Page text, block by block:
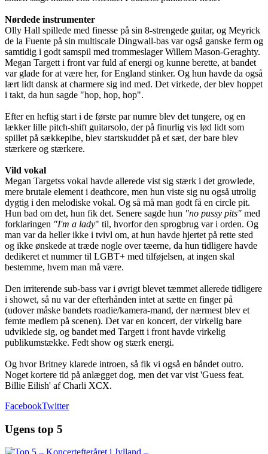
Nørdede instrumenter
Olly Hall spillede med finesse på sin 8-strengede guitar, og Meyrick
de la Fuente på sin multiscale Dingwall-bas var også ganske ferm og
samtidig i godt samspil med trommeslager Willem Mason-Geraghty.
Megan Targett i front var fuld af energi og kunne berette, at bandet
var glade for at være her, for England stinker. Og hun havde da også
lært lidt dansk at charmere sig ind med. Det virkede, der blev hoppet
i takt, da hun sagde "hop, hop, hop".
Efter en heftig start i de første par numre blev det tungere, og en
lækker lille pitch-shift guitarsolo, der på finurlig vis lød lidt som
spillet på sækkepibe, blev startskuddet på et sæt, der bare blev
stærkere og stærkere.
Vild vokal
Megan Targetss vokal havde allerede vist sig stærk i det growlede,
mere brutale element i deathcore, men hun viste sig nu også utrolig
dygtig i den melodiske vokal. Og så må man godt få en circle pit.
Hun bad om det, hun fik det. Senere sagde hun "no pussy pits" med
forklaringen "I'm a lady" til, hvorfor den sprogbrug var i orden. Og
man var da heller ikke i tvivl om, at hun havde hjertet på rette sted
og ikke ønskede at træde nogle over tæerne, da hun tidligere havde
dedikeret et nummer til LGBT+ med tilføjelsen, at ingen skal
bestemme, hvem man må være.
Den irriterende sub-bass var i øvrigt blevet tæmmet allerede tidligere
i showet, så nu var der efterhånden intet at sætte en finger på
(udover måske bandets roadie/kamera-mand, der nærmest blev et
femte medlem på scenen). Det var en koncert, der virkelig bare
udviklede sig, og bandet med Targett i front havde virkelig
publikumstække. Fedt show og stærk energi.
Og hvor Britney klarede introen, så fik vi også en båndet outro.
Noget kortere tid på anlægget dog, men det var vist 'Guess feat.
Billie Eilish' af Charli XCX.
FacebookTwitter
Ugens top 5